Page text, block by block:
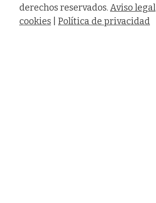
derechos reservados.Aviso legal
cookies
Política de privacidad